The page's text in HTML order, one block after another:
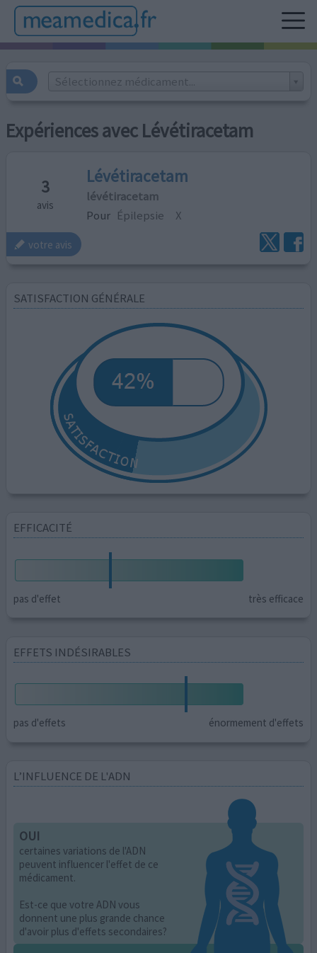
Sélectionnez médicament...
Expériences avec Lévétiracetam
3
avis
Lévétiracetam
lévétiracetam
Pour Épilepsie X
votre avis
SATISFACTION GÉNÉRALE
EFFICACITÉ
pas d'effet très efficace
EFFETS INDÉSIRABLES
pas d'effets énormement d'effets
L’INFLUENCE DE L'ADN
OUI
certaines variations de l'ADN
peuvent influencer l'effet de ce
médicament.
Est-ce que votre ADN vous
donnent une plus grande chance
d'avoir plus d'effets secondaires?